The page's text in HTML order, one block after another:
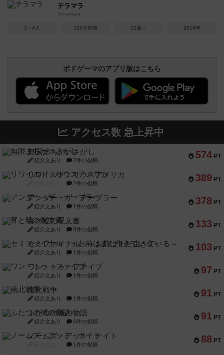
テラマラ
Terramara
2～4人 120分前後 12歳～ 2019年
ボドゲーマのアプリ版はこちら
アクセス数 急上昇中
574 PT
無限まちがいさがし
紹介文あり 2件の投稿
389 PT
リワイルド：サウスアメリカ
2件の投稿
378 PT
アンダー・ザ・テーブラー
紹介文あり 1件の投稿
133 PT
宵と暁の呪文書
紹介文あり 8件の投稿
103 PT
セミファイナル ～お前はまだ生きている～
紹介文あり 1件の投稿
97 PT
ワン・トゥ・ファイブ
紹介文あり 1件の投稿
91 PT
南北戦争
紹介文あり 1件の投稿
91 PT
ふたつの城の物語
紹介文あり 6件の投稿
88 PT
ノームズ・アット・ナイト
1件の投稿